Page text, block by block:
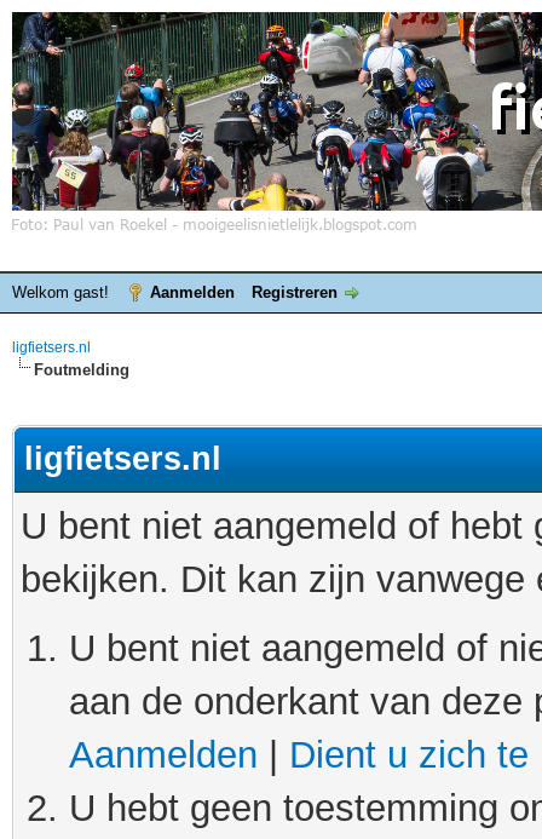
Welkom gast! Aanmelden Registreren
ligfietsers.nl
Foutmelding
ligfietsers.nl
U bent niet aangemeld of
bekijken. Dit kan zijn
U bent niet aangemeld of
aan de onderkant van
Aanmelden
Dient u zich te
U hebt geen toestemming